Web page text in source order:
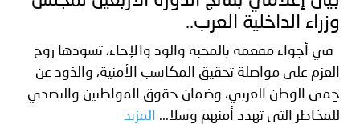
وفيديو
مجلة
أصداء
الأمانة
إعلانات
من
وزراء الداخلية العرب..
في أجواء مفعمة بالمحبة والود والإخاء، تسودها روح
العزم على مواصلة تحقيق المكاسب الأمنية، والذود عن
حِمى الوطن العربي، وضمان حقوق المواطنين والتصدي
للمخاطر التي تهدد أمنهم وسلا...
المزيد